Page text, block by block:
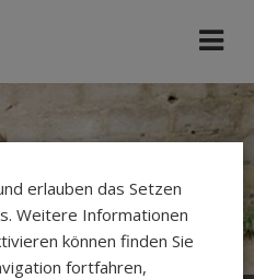
erlauben das Setzen
Weitere Informationen
können finden Sie
fortfahren,